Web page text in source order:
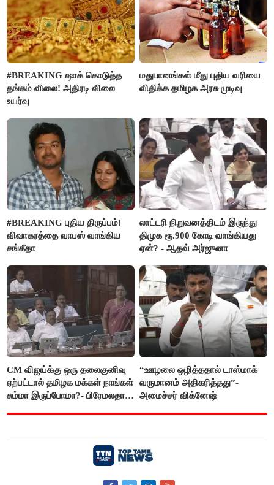
#BREAKING ஷாக் கொடுத்த
தங்கம் விலை! அதிரடி விலை
உயர்வு
மதுபானங்கள் மீது புதிய வரியை
விதிக்க தமிழக அரசு முடிவு
#BREAKING புதிய திருப்பம்!
விவாகரத்தை வாபஸ் வாங்கிய
சங்கீதா
லாட்டரி நிறுவனத்திடம் இருந்து
திமுக ரூ.900 கோடி வாங்கியது
ஏன்? - ஆதவ் அர்ஜுனா
CM விஜய்க்கு ஒரு தலைகுனிவு
ஏற்பட்டால் தமிழக மக்கள் நாங்கள்
சும்மா இருப்போமா?- பிரேமலதா
“ஊழலை ஒழித்ததால் டாஸ்மாக்
வருமானம் அதிகரித்தது”-
அமைச்சர் விக்னேஷ்